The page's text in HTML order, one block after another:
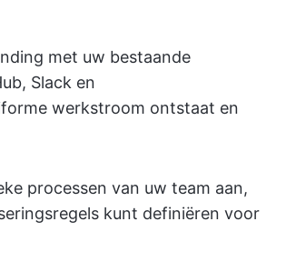
met uw bestaande
Slack en
werkstroom ontstaat en
processen van uw team aan,
kunt definiëren voor